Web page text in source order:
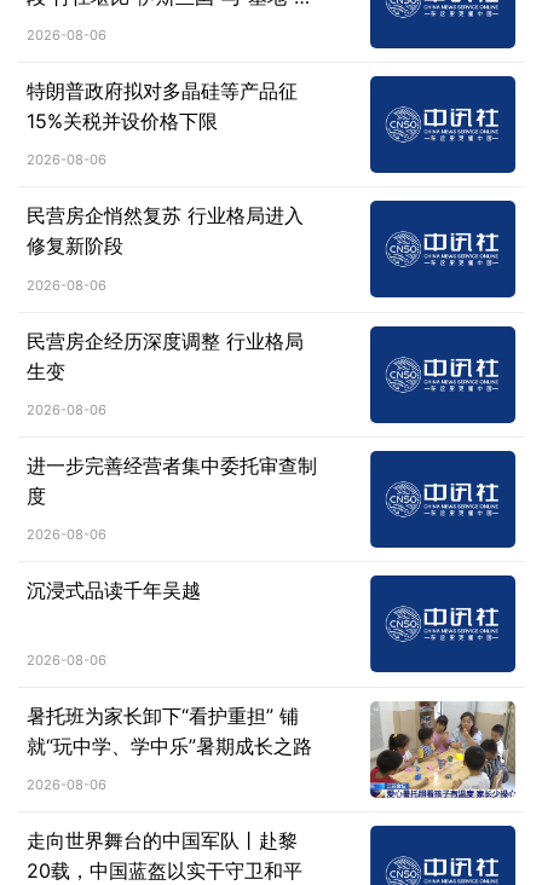
织
2026-08-06
特朗普政府拟对多晶硅等产品征
15%关税并设价格下限
2026-08-06
民营房企悄然复苏 行业格局进入
修复新阶段
2026-08-06
民营房企经历深度调整 行业格局
生变
2026-08-06
进一步完善经营者集中委托审查制
度
2026-08-06
沉浸式品读千年吴越
2026-08-06
暑托班为家长卸下“看护重担” 铺
就“玩中学、学中乐”暑期成长之路
2026-08-06
走向世界舞台的中国军队丨赴黎
20载，中国蓝盔以实干守卫和平